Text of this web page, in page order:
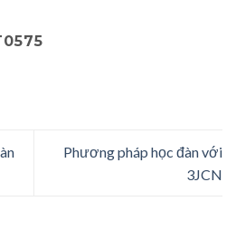
Phương pháp học đàn với
3JCN